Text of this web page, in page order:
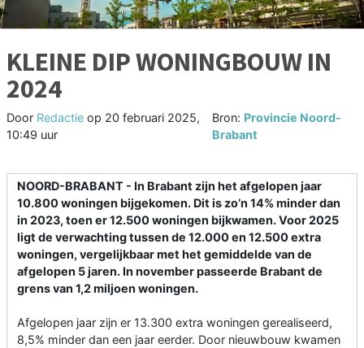
KLEINE DIP WONINGBOUW IN
2024
Door Redactie op 20 februari 2025,
10:49 uur
Bron: Provincie Noord-
Brabant
NOORD-BRABANT - In Brabant zijn het afgelopen jaar
10.800 woningen bijgekomen. Dit is zo’n 14% minder dan
in 2023, toen er 12.500 woningen bijkwamen. Voor 2025
ligt de verwachting tussen de 12.000 en 12.500 extra
woningen, vergelijkbaar met het gemiddelde van de
afgelopen 5 jaren. In november passeerde Brabant de
grens van 1,2 miljoen woningen.
Afgelopen jaar zijn er 13.300 extra woningen gerealiseerd,
8,5% minder dan een jaar eerder. Door nieuwbouw kwamen